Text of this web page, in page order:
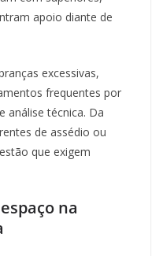
apoio diante de
excessivas,
frequentes por
análise técnica. Da
de assédio ou
que exigem
na